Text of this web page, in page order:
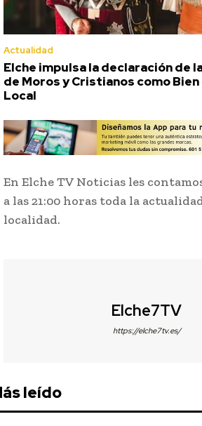
Actualidad
Elche impulsa la declaración de
de Moros y Cristianos como
Local
En Elche TV Noticias les
a las 21:00 horas toda la
localidad.
Elche7TV
https://elche7tv.es/
leído